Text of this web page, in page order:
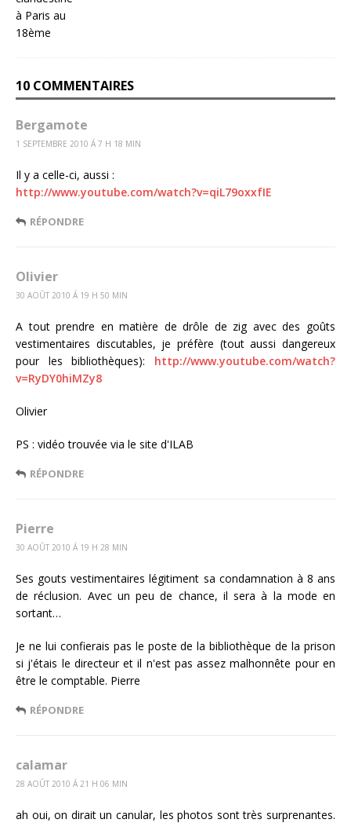
10 COMMENTAIRES
Bergamote
1 SEPTEMBRE 2010 Á 7 H 18 MIN
Il y a celle-ci, aussi :
http://www.youtube.com/watch?v=qiL79oxxfIE
RÉPONDRE
Olivier
30 AOÛT 2010 Á 19 H 50 MIN
A tout prendre en matière de drôle de zig avec des goûts
vestimentaires discutables, je préfère (tout aussi dangereux
pour les bibliothèques): http://www.youtube.com/watch?
v=RyDY0hiMZy8
Olivier
PS : vidéo trouvée via le site d'ILAB
RÉPONDRE
Pierre
30 AOÛT 2010 Á 19 H 28 MIN
Ses gouts vestimentaires légitiment sa condamnation à 8 ans
de réclusion. Avec un peu de chance, il sera à la mode en
sortant…
Je ne lui confierais pas le poste de la bibliothèque de la prison
si j'étais le directeur et il n'est pas assez malhonnête pour en
être le comptable. Pierre
RÉPONDRE
calamar
28 AOÛT 2010 Á 21 H 06 MIN
ah oui, on dirait un canular, les photos sont très surprenantes.